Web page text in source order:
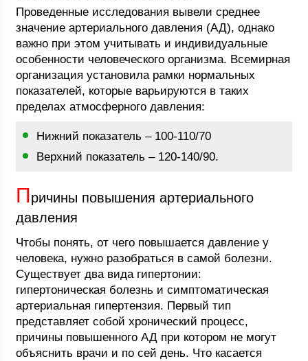
Проведенные исследования вывели среднее
значение артериального давления (АД), однако
важно при этом учитывать и индивидуальные
особенности человеческого организма. Всемирная
организация установила рамки нормальных
показателей, которые варьируются в таких
пределах атмосферного давления:
Нижний показатель – 100-110/70
Верхний показатель – 120-140/90.
Причины повышения артериального
давления
Чтобы понять, от чего повышается давление у
человека, нужно разобраться в самой болезни.
Существует два вида гипертонии:
гипертоническая болезнь и симптоматическая
артериальная гипертензия. Первый тип
представляет собой хронический процесс,
причины повышенного АД при котором не могут
объяснить врачи и по сей день. Что касается